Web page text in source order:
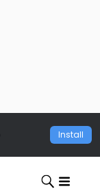
Install